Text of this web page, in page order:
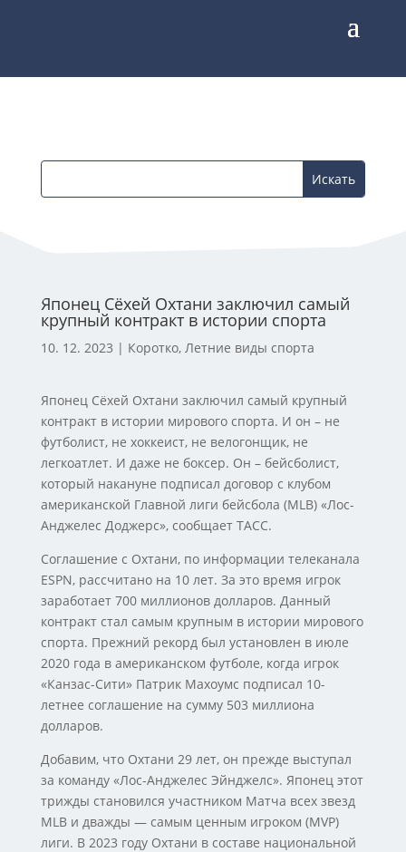
Японец Сёхей Охтани заключил самый
крупный контракт в истории спорта
10. 12. 2023 | Коротко, Летние виды спорта
Японец Сёхей Охтани заключил самый крупный
контракт в истории мирового спорта. И он – не
футболист, не хоккеист, не велогонщик, не
легкоатлет. И даже не боксер. Он – бейсболист,
который накануне подписал договор с клубом
американской Главной лиги бейсбола (MLB) «Лос-
Анджелес Доджерс», сообщает ТАСС.
Соглашение с Охтани, по информации телеканала
ESPN, рассчитано на 10 лет. За это время игрок
заработает 700 миллионов долларов. Данный
контракт стал самым крупным в истории мирового
спорта. Прежний рекорд был установлен в июле
2020 года в американском футболе, когда игрок
«Канзас-Сити» Патрик Махоумс подписал 10-
летнее соглашение на сумму 503 миллиона
долларов.
Добавим, что Охтани 29 лет, он прежде выступал
за команду «Лос-Анджелес Эйнджелс». Японец этот
трижды становился участником Матча всех звезд
MLB и дважды — самым ценным игроком (MVP)
лиги. В 2023 году Охтани в составе национальной